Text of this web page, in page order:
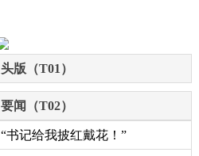
头版（T01）
要闻（T02）
“书记给我披红戴花！”